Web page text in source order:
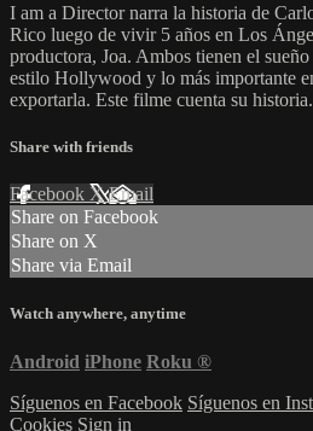
I am a Director narra la historia de
Rico luego de vivir 5 años en Los
productora, Joa. Ambos tienen el
estilo Hollywood y lo más importante
exportarla. Este filme cuenta su historia.
Share with friends
Facebook XEmail
Share on Facebook
Share on X
Share via Email
Watch anywhere, anytime
Android iPhone Roku ®
Síguenos en Facebook Síguenos en
Cookies Sign in